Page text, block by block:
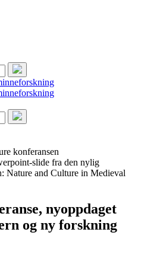
Søk
Søk
slide fra den nylig
Nature and Culture in Medieval
nyoppdaget
og ny forskning